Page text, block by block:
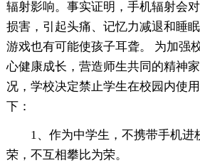
辐射影响。事实证明，手机辐射会
损害，引起头痛、记忆力减退和睡
游戏也有可能使孩子耳聋。 为加强
心健康成长，营造师生共同的精神
况，学校决定禁止学生在校园内使
下：
1、作为中学生，不携带手机进
荣，不互相攀比为荣。